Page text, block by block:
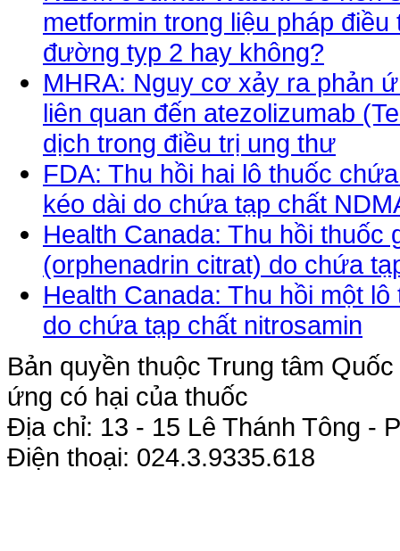
metformin trong liệu pháp
đường typ 2 hay không?
MHRA: Nguy cơ xảy ra phản
liên quan đến atezolizumab
dịch trong điều trị ung thư
FDA: Thu hồi hai lô thuốc
kéo dài do chứa tạp chất
Health Canada: Thu hồi
(orphenadrin citrat) do chứa
Health Canada: Thu hồi một
do chứa tạp chất nitrosamin
Bản quyền thuộc Trung tâm
ứng có hại của thuốc
Địa chỉ: 13 - 15 Lê Thánh Tông -
Điện thoại: 024.3.9335.618